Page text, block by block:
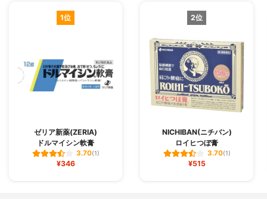
1位
ゼリア新薬(ZERIA)
ドルマイシン軟膏
3.70(1)
¥346
2位
NICHIBAN(ニチバン)
ロイヒつぼ膏
3.70(1)
¥515